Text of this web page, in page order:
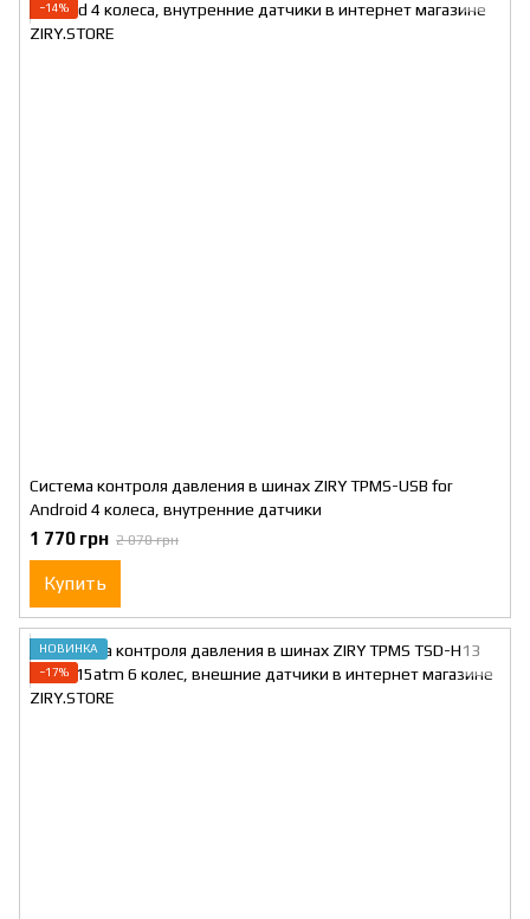
−14%
Система контроля давления в шинах ZIRY TPMS-USB for
Android 4 колесa, внутренние датчики
1 770 грн 2 070 грн
Купить
НОВИНКА
−17%